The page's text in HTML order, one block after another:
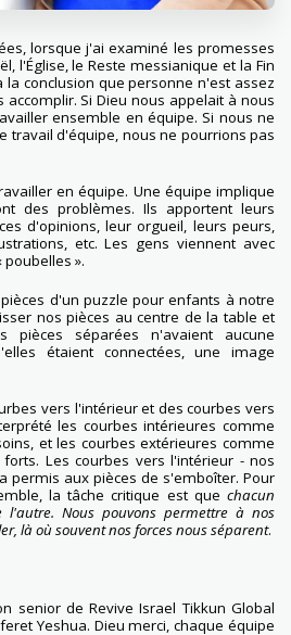
lorsque j'ai examiné les promesses
l'Église, le Reste messianique et la Fin
la conclusion que personne n'est assez
Si Dieu nous appelait à nous
ensemble en équipe. Si nous ne
travail d'équipe, nous ne pourrions pas
en équipe. Une équipe implique
des problèmes. Ils apportent leurs
d'opinions, leur orgueil, leurs peurs,
etc. Les gens viennent avec
poubelles ».
d'un puzzle pour enfants à notre
nos pièces au centre de la table et
pièces séparées n'avaient aucune
étaient connectées, une image
vers l'intérieur et des courbes vers
les courbes intérieures comme
et les courbes extérieures comme
Les courbes vers l'intérieur - nos
permis aux pièces de s'emboîter. Pour
la tâche critique est que chacun
l'autre. Nous pouvons permettre à nos
là où souvent nos forces nous séparent.
senior de Revive Israel Tikkun Global
Yeshua. Dieu merci, chaque équipe